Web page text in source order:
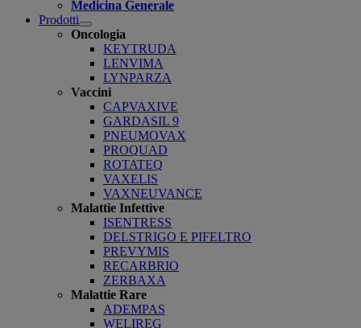
Medicina Generale
Prodotti
Open
submenu
Oncologia
KEYTRUDA
LENVIMA
LYNPARZA
Vaccini
CAPVAXIVE
GARDASIL 9
PNEUMOVAX
PROQUAD
ROTATEQ
VAXELIS
VAXNEUVANCE
Malattie Infettive
ISENTRESS
DELSTRIGO E PIFELTRO
PREVYMIS
RECARBRIO
ZERBAXA
Malattie Rare
ADEMPAS
WELIREG